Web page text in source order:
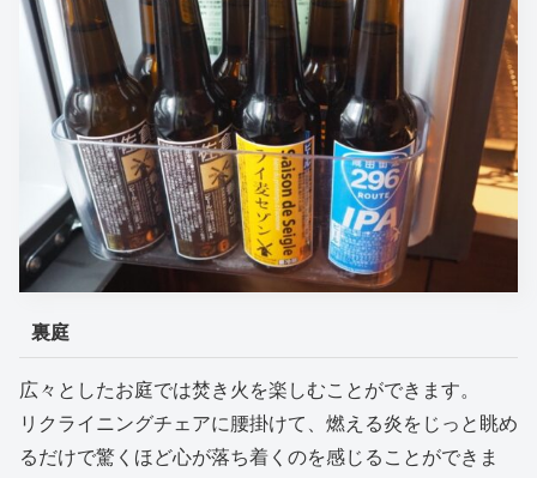
裏庭
広々としたお庭では焚き火を楽しむことができます。
リクライニングチェアに腰掛けて、燃える炎をじっと眺め
るだけで驚くほど心が落ち着くのを感じることができま